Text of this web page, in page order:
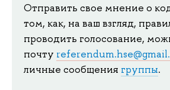
Отправить свое мнение о
том, как, на ваш взгляд,
проводить голосование,
почту
личные сообщения группы.